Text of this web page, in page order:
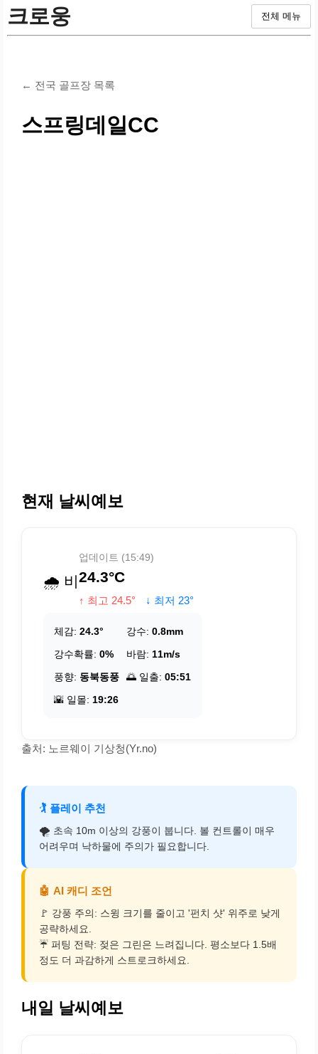
크로웅 전체 메뉴
← 전국 골프장 목록
스프링데일CC
현재 날씨예보
🌧️ 비
업데이트 (15:49)
24.3°C
↑ 최고 24.5° ↓ 최저 23°
체감: 24.3° 강수: 0.8mm
강수확률: 0% 바람: 11m/s
풍향: 동북동풍 🌅 일출: 05:51
🌇 일몰: 19:26
출처: 노르웨이 기상청(Yr.no)
🏌️ 플레이 추천
🌪️ 초속 10m 이상의 강풍이 붑니다. 볼 컨트롤이 매우
어려우며 낙하물에 주의가 필요합니다.
🤖 AI 캐디 조언
🚩 강풍 주의: 스윙 크기를 줄이고 '펀치 샷' 위주로 낮게
공략하세요.
☔ 퍼팅 전략: 젖은 그린은 느려집니다. 평소보다 1.5배
정도 더 과감하게 스트로크하세요.
내일 날씨예보